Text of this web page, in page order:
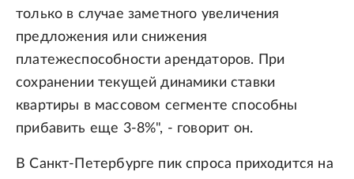
только в случае заметного увеличения
предложения или снижения
платежеспособности арендаторов. При
сохранении текущей динамики ставки
квартиры в массовом сегменте способны
прибавить еще 3-8%", - говорит он.
В Санкт-Петербурге пик спроса приходится на